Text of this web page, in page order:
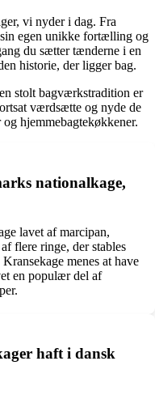
vi nyder i dag. Fra
egen unikke fortælling og
du sætter tænderne i en
historie, der ligger bag.
stolt bagværkstradition er
værdsætte og nyde de
hjemmebagtekøkkener.
nationalkage,
lavet af marcipan,
flere ringe, der stables
menes at have
en populær del af
haft i dansk